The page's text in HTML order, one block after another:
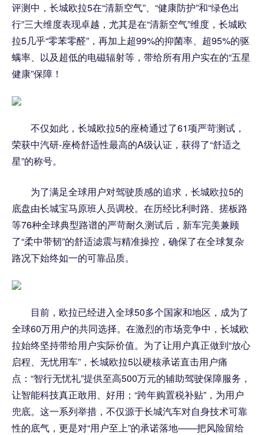
评测中，长城欧拉5在“清新空气”、“健康防护”和“绿色出
行”三大维度表现卓越，尤其是在“清新空气”维度，长城欧
拉5几乎“零苯零醛”，再加上超99%的抑菌率、超95%的驱
螨率、以及超低的电磁辐射等，带给所有用户实在的“五星
健康”保障！
不仅如此，长城欧拉5的座椅通过了61项严苛测试，
荣获中汽研-座椅舒适性最高的A级认证，获得了“舒适之
星”的称号。
为了满足全球用户对驾驶质感的追求，长城欧拉5的
底盘由长城宝马原班人员调校。在历经比利时路、搓板路
等76种全球典型路谱的严苛耐久测试后，新车完美兼顾
了“柔中带韧”的舒适滤震与精准操控，确保了在全球复杂
路况下始终如一的可靠品质。
目前，欧拉已经进入全球50多个国家和地区，成为了
全球60万用户的共同选择。在激烈的市场竞争中，长城欧
拉始终坚持带给用户实际价值。为了让用户真正做到“放心
启程、无忧用车”，长城欧拉5以硬核承诺直击用户痛
点：“智行无忧礼”提供至高500万元的辅助驾驶保障服务，
让智能科技真正敢用、好用；“跨年购置税补贴”，为用户
兜底。这一系列举措，不仅源于长城汽车对自身技术可靠
性的底气，更是对“用户至上”的承诺落地——把风险留给